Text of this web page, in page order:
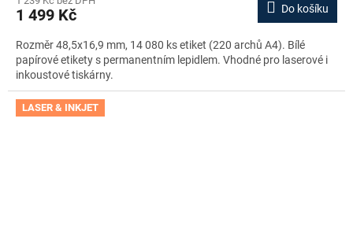
1 499 Kč Do košíku
Rozměr 48,5x16,9 mm, 14 080 ks etiket (220 archů A4). Bílé
papírové etikety s permanentním lepidlem. Vhodné pro laserové i
inkoustové tiskárny.
LASER & INKJET